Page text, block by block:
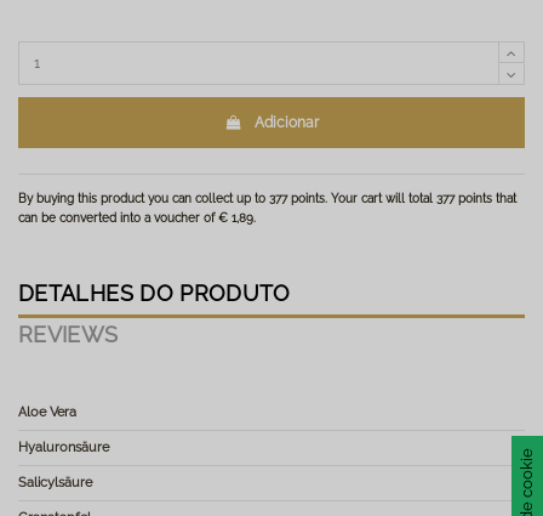
Adicionar
By buying this product you can collect up to 377points. Your cart will total 377points that
can be converted into a voucher of€ 1,89.
DETALHES DO PRODUTO
REVIEWS
Aloe Vera
Hyaluronsäure
Salicylsäure